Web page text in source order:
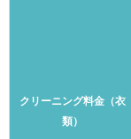
クリーニング料金（衣
類）